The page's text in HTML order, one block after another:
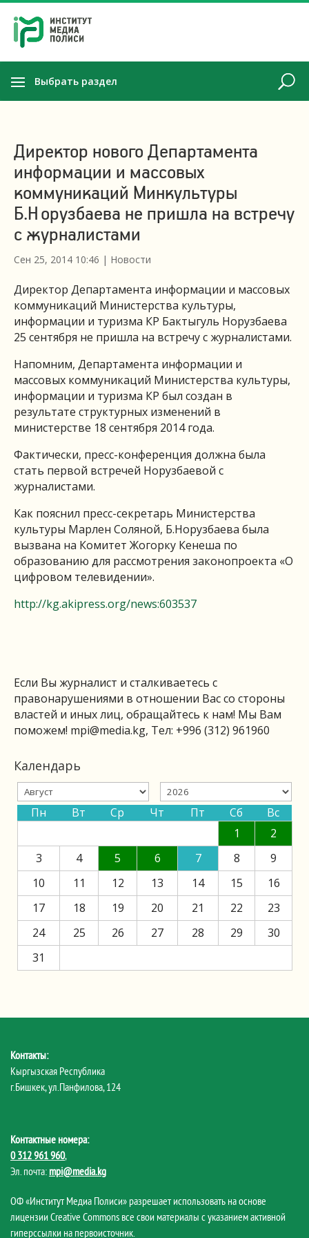
Выбрать раздел
Директор нового Департамента
информации и массовых
коммуникаций Минкультуры
Б.Норузбаева не пришла на встречу
с журналистами
Сен 25, 2014 10:46 | Новости
Директор Департамента информации и массовых
коммуникаций Министерства культуры,
информации и туризма КР Бактыгуль Норузбаева
25 сентября не пришла на встречу с журналистами.
Напомним, Департамента информации и
массовых коммуникаций Министерства культуры,
информации и туризма КР был создан в
результате структурных изменений в
министерстве 18 сентября 2014 года.
Фактически, пресс-конференция должна была
стать первой встречей Норузбаевой с
журналистами.
Как пояснил пресс-секретарь Министерства
культуры Марлен Соляной, Б.Норузбаева была
вызвана на Комитет Жогорку Кенеша по
образованию для рассмотрения законопроекта «О
цифровом телевидении».
http://kg.akipress.org/news:603537
Если Вы журналист и сталкиваетесь с
правонарушениями в отношении Вас со стороны
властей и иных лиц, обращайтесь к нам! Мы Вам
поможем! mpi@media.kg, Тел: +996 (312) 961960
Календарь
Пн Вт Ср Чт Пт Сб
Вс
1
2
3
4 5 6 7 8
9
10
11 12 13 14 15
16
17
18 19 20 21 22
23
24
25 26 27 28 29
30
31
Контакты:
Кыргызская Республика
г.Бишкек, ул.Панфилова, 124
Контактные номера:
0 312 961 960,
Эл. почта: mpi@media.kg
ОФ «Институт Медиа Полиси» разрешает использовать на основе
лицензии Creative Commons все свои материалы с указанием активной
гиперссылки на первоисточник.